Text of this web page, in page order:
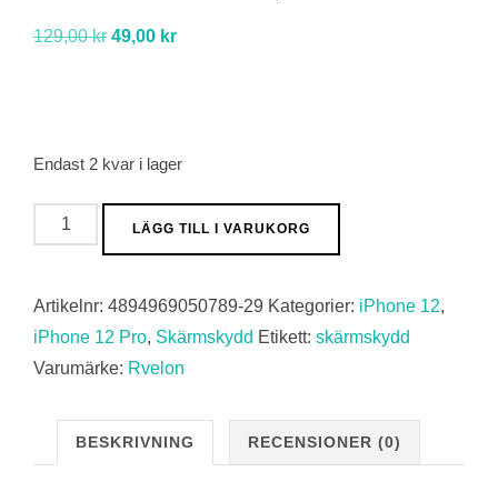
129,00kr Det
129,00 kr.
49,00 krDet
49,00 kr.
Endast 2 kvar i lager
Skärmskydd
iPhone
/
12
Pro
Privacy
mängd
LÄGG TILL I VARUKORG
Artikelnr: 4894969050789-29 Kategorier: iPhone 12,
iPhone 12 Pro, Skärmskydd Etikett: skärmskydd
Varumärke: Rvelon
BESKRIVNING RECENSIONER (0)